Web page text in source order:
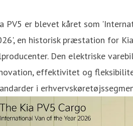
PV5 er blevet kåret som
en historisk præstation for
Den elektriske
effektivitet og
i